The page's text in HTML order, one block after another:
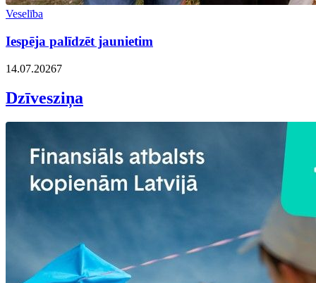
Veselība
Iespēja palīdzēt jaunietim
14.07.20267
Dzīvesziņa